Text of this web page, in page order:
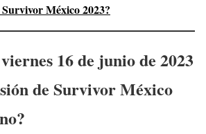
México 2023?
viernes 16de junio de 2023
de Survivor México